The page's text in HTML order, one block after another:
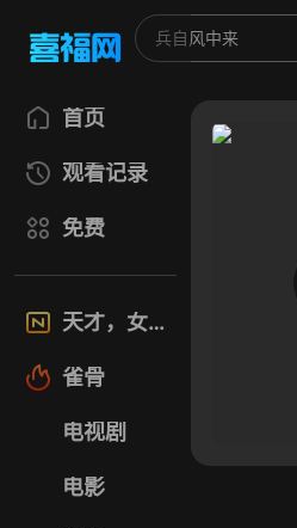
首页
观看记录
免费
天才，女友
雀骨
电视剧
电影